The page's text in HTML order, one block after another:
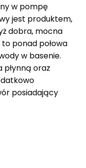
w pompę
jest produktem,
dobra, mocna
to ponad połowa
w basenie.
oraz
posiadający